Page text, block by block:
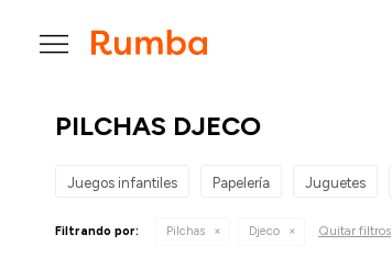

PILCHAS DJECO
Juegos infantiles Papelería Juguetes
Filtrando por: Pilchas Djeco Quitar filtros